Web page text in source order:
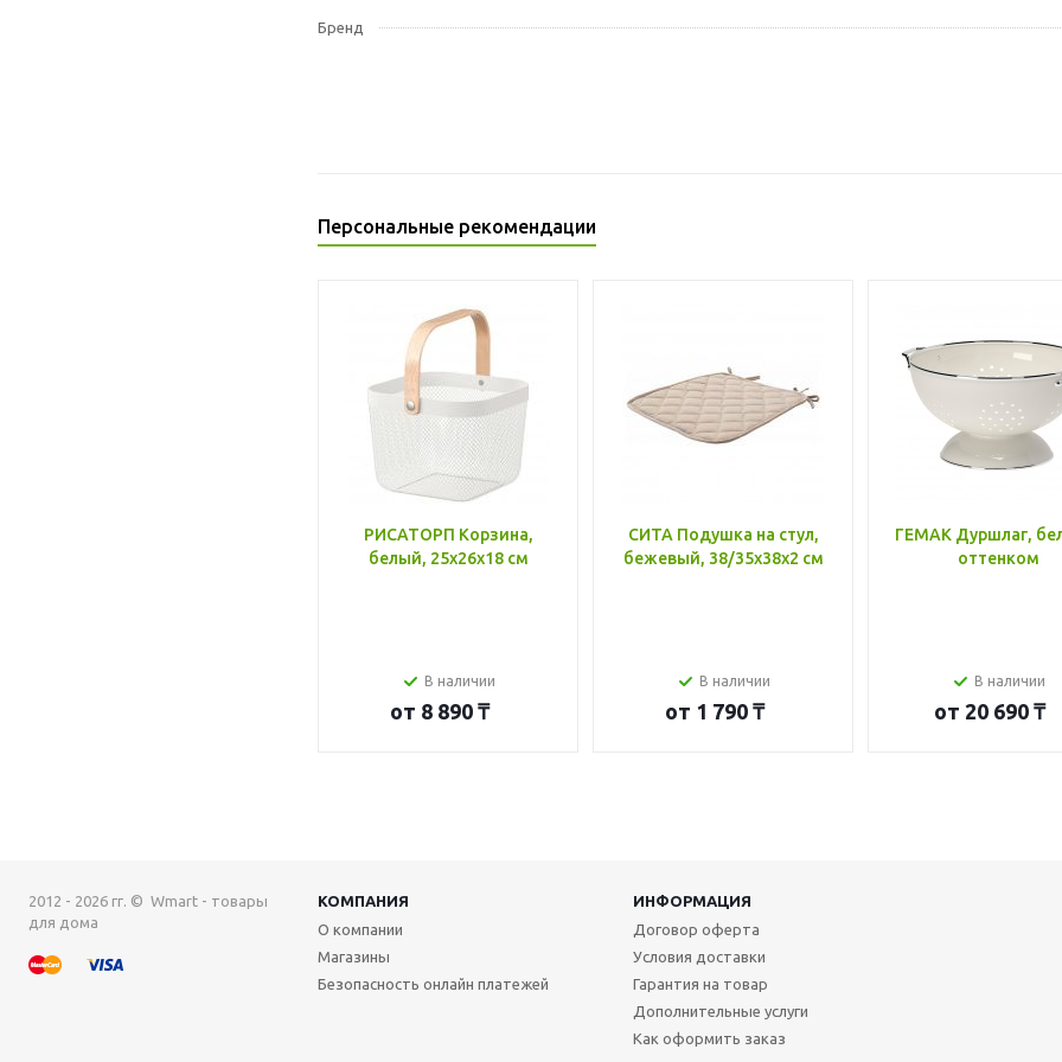
Бренд
Персональные рекомендации
РИСАТОРП Корзина,
белый, 25x26x18 см
В наличии
от 8 890 ₸
СИТА Подушка на стул,
бежевый, 38/35x38x2 см
В наличии
от 1 790 ₸
ГЕМАК Дуршлаг,
оттенком
В наличии
от 20 690 ₸
2012 - 2026 гг. © Wmart - товары
для дома
КОМПАНИЯ
ИНФОРМАЦИЯ
О компании
Магазины
Безопасность онлайн платежей
Договор оферта
Условия доставки
Гарантия на товар
Дополнительные услуги
Как оформить заказ